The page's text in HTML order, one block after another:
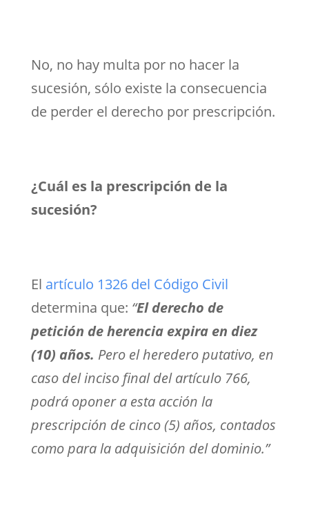
No, no hay multa por no hacer la
sucesión, sólo existe la consecuencia
de perder el derecho por prescripción.
¿Cuál es la prescripción de la
sucesión?
El artículo 1326 del Código Civil
determina que: “El derecho de
petición de herencia expira en diez
(10) años. Pero el heredero putativo, en
caso del inciso final del artículo 766,
podrá oponer a esta acción la
prescripción de cinco (5) años, contados
como para la adquisición del dominio.”